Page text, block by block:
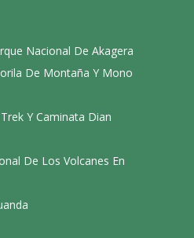
Nacional De Akagera
De Montaña Y Mono
Y Caminata Dian
De Los Volcanes En